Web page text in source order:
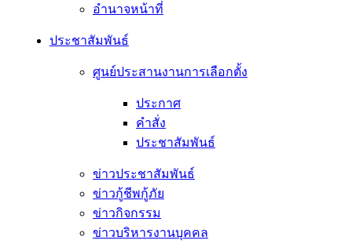
อํานาจหน้าที่
ประชาสัมพันธ์
ศูนย์ประสานงานการเลือกตั้ง
ประกาศ
คำสั่ง
ประชาสัมพันธ์
ข่าวประชาสัมพันธ์
ข่าวกู้ชีพกู้ภัย
ข่าวกิจกรรม
ข่าวบริหารงานบุคคล